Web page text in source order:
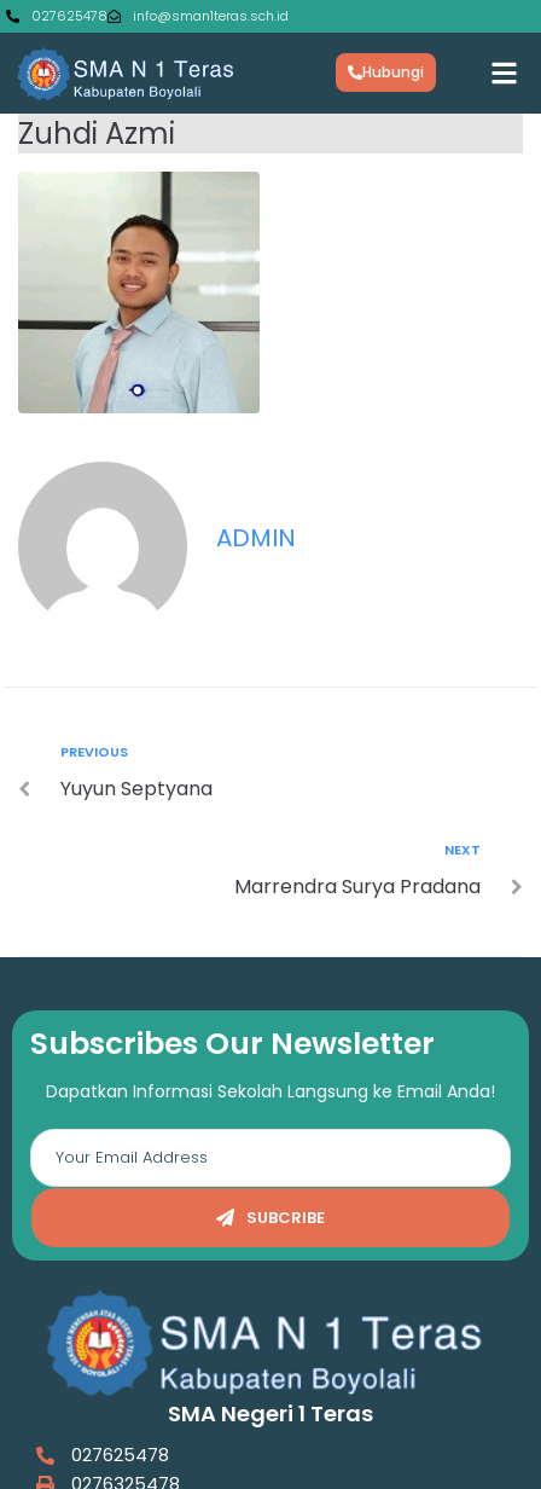
027625478 info@sman1teras.sch.id
Hubungi
Zuhdi Azmi
ADMIN
PREVIOUS
Yuyun Septyana
NEXT
Marrendra Surya Pradana
Subscribes Our Newsletter
Dapatkan Informasi Sekolah Langsung ke Email Anda!
SUBCRIBE
SMA Negeri 1 Teras
027625478